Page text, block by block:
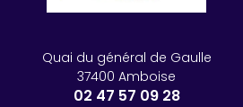
Quai du général de Gaulle
37400 Amboise
02 47 57 09 28